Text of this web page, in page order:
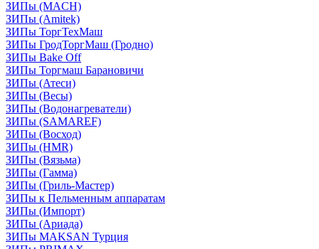
ЗИПы (MACH)
ЗИПы (Amitek)
ЗИПы ТоргТехМаш
ЗИПы ГродТоргМаш (Гродно)
ЗИПы Bake Off
ЗИПы Торгмаш Барановичи
ЗИПы (Атеси)
ЗИПы (Весы)
ЗИПы (Водонагреватели)
ЗИПы (SAMAREF)
ЗИПы (Восход)
ЗИПы (HMR)
ЗИПы (Вязьма)
ЗИПы (Гамма)
ЗИПы (Гриль-Мастер)
ЗИПы к Пельменным аппаратам
ЗИПы (Импорт)
ЗИПы (Ариада)
ЗИПы MAKSAN Турция